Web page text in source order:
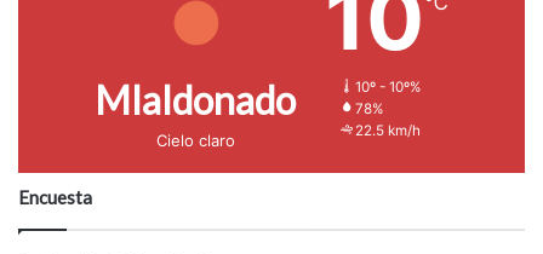
Mlaldonado
Cielo claro
10º - 10º%
78%
22.5 km/h
Encuesta